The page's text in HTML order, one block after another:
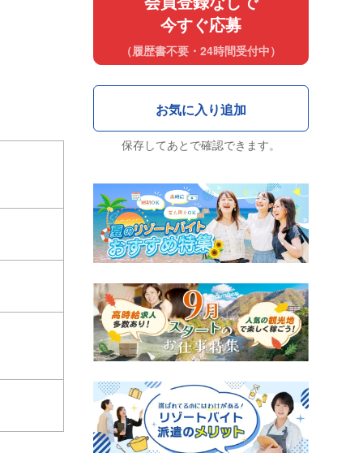
今すぐ応募
（履歴書不要・24時間受付中）
保存してあとで確認できます。